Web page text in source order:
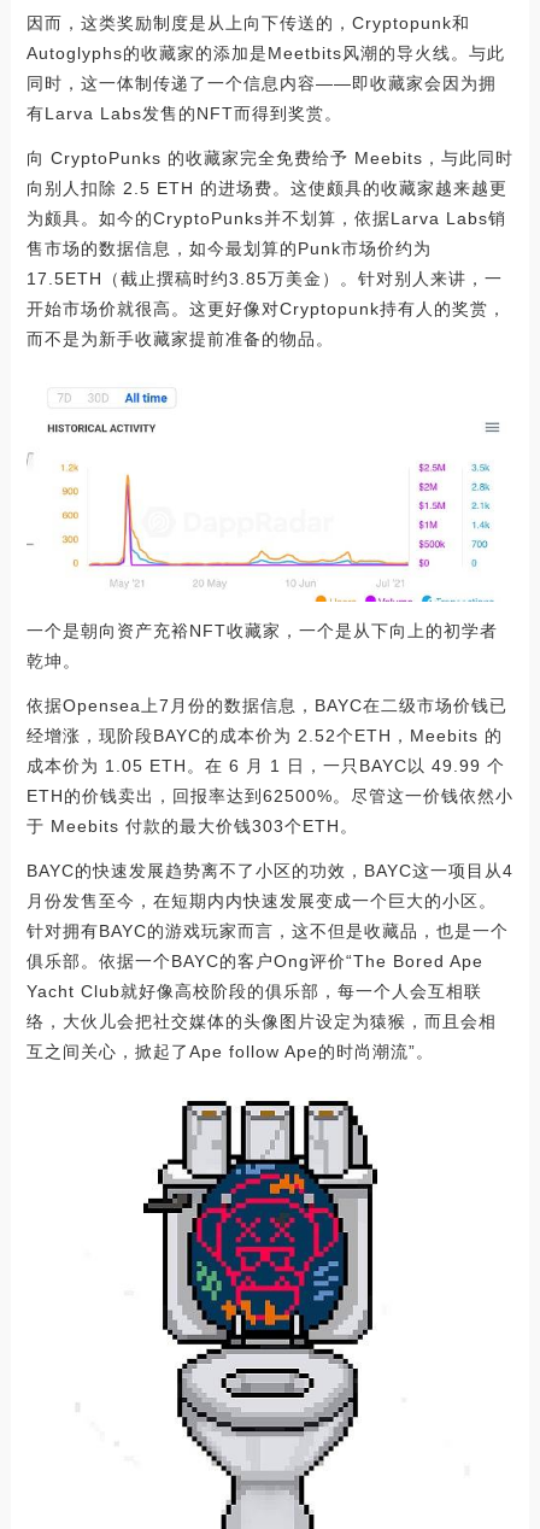
因而，这类奖励制度是从上向下传送的，Cryptopunk和
Autoglyphs的收藏家的添加是Meetbits风潮的导火线。与此
同时，这一体制传递了一个信息内容——即收藏家会因为拥
有Larva Labs发售的NFT而得到奖赏。
向 CryptoPunks 的收藏家完全免费给予 Meebits，与此同时
向别人扣除 2.5 ETH 的进场费。这使颇具的收藏家越来越更
为颇具。如今的CryptoPunks并不划算，依据Larva Labs销
售市场的数据信息，如今最划算的Punk市场价约为
17.5ETH（截止撰稿时约3.85万美金）。针对别人来讲，一
开始市场价就很高。这更好像对Cryptopunk持有人的奖赏，
而不是为新手收藏家提前准备的物品。
一个是朝向资产充裕NFT收藏家，一个是从下向上的初学者
乾坤。
依据Opensea上7月份的数据信息，BAYC在二级市场价钱已
经增涨，现阶段BAYC的成本价为 2.52个ETH，Meebits 的
成本价为 1.05 ETH。在 6 月 1 日，一只BAYC以 49.99 个
ETH的价钱卖出，回报率达到62500%。尽管这一价钱依然小
于 Meebits 付款的最大价钱303个ETH。
BAYC的快速发展趋势离不了小区的功效，BAYC这一项目从4
月份发售至今，在短期内内快速发展变成一个巨大的小区。
针对拥有BAYC的游戏玩家而言，这不但是收藏品，也是一个
俱乐部。依据一个BAYC的客户Ong评价“The Bored Ape
Yacht Club就好像高校阶段的俱乐部，每一个人会互相联
络，大伙儿会把社交媒体的头像图片设定为猿猴，而且会相
互之间关心，掀起了Ape follow Ape的时尚潮流”。